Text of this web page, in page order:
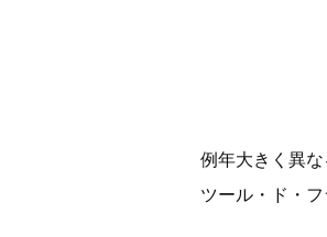
例年大きく異
ツール・ド・フ